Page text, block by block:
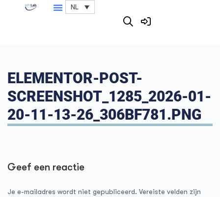
NL
ELEMENTOR-POST-
SCREENSHOT_1285_2026-01-
20-11-13-26_306BF781.PNG
Geef een reactie
Je e-mailadres wordt niet gepubliceerd. Vereiste velden zijn